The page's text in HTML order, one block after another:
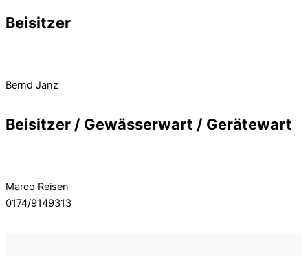
Beisitzer
Bernd Janz
Beisitzer / Gewässerwart / Gerätewart
Marco Reisen
0174/9149313